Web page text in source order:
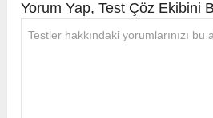
Yorum Yap, Test Çöz Ekibini